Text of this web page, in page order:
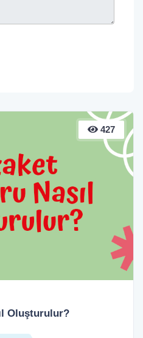
427
Oluşturulur?